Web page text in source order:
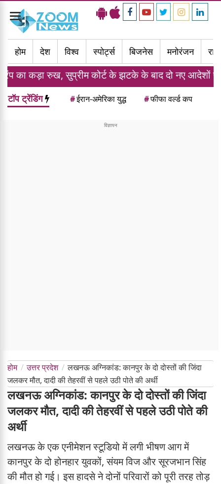
Toggle
navigation
होम
देश विश्व स्पोर्ट्स बिजनेस मनोरंजन
कोर्ट के झटके के बाद दो नए आदेशों पर किए हस्ताक्षर
टॉप ट्रेंडिंग #ईरान-अमेरिका युद्ध #फीफा वर्ल्ड कप
होम उत्तर प्रदेश
लखनऊ अग्निकांड: कानपुर के दो दोस्तों की जिंदा
जलकर मौत, दादी की तेहरवीं से पहले उठी पोते की अर्थी
लखनऊ अग्निकांड: कानपुर के दो दोस्तों की जिंदा
जलकर मौत, दादी की तेहरवीं से पहले उठी पोते की
अर्थी
लखनऊ के एक एनीमेशन स्टूडियो में लगी भीषण आग में
कानपुर के दो होनहार युवकों, संयम विज और सूरजभान सिंह
की मौत हो गई। इस हादसे ने दोनों परिवारों को पूरी तरह तोड़